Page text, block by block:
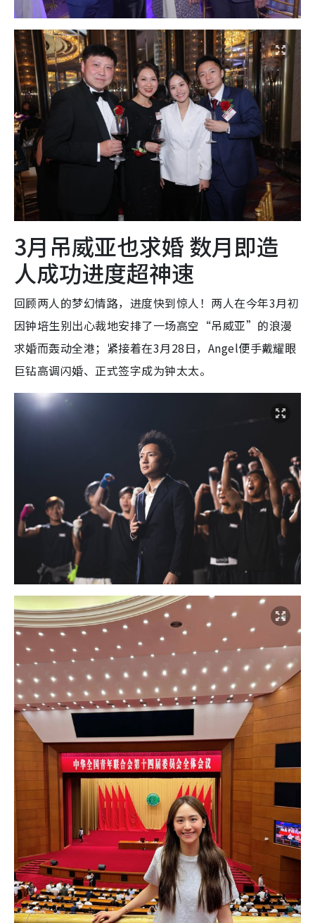
3月吊威亚也求婚 数月即造
人成功进度超神速
回顾两人的梦幻情路，进度快到惊人！两人在今年3月初
因钟培生别出心裁地安排了一场高空“吊威亚”的浪漫
求婚而轰动全港；紧接着在3月28日，Angel便手戴耀眼
巨钻高调闪婚、正式签字成为钟太太。